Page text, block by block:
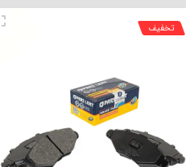
تخفیف